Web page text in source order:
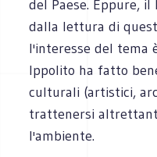
del Paese. Eppure,
dalla lettura di
l'interesse del tema
Ippolito ha fatto
culturali (artistici,
trattenersi
l'ambiente.